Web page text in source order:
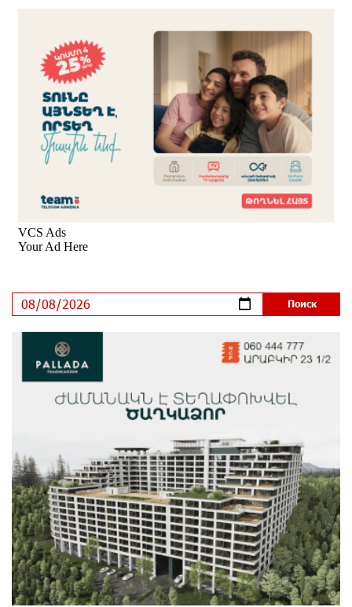
солнечной энергии
3 дней назад
Idram и IDBank - рядом со стартапами на Seaside
Startup Summit
5 дней назад
В мобильном приложении Юнибанка теперь можно
зарегистрироваться также с помощью imID
5 дней назад
«Бесплатные бонусы в играх»: IDBank
ЕАЭС со временем будет расширяться. Когда-нибудь
это поймёт и рядовой армянин, но будет уже поздно
8 дней назад
Если Израиль использует тему Геноцида армян
против Эрдогана, то что для него значит сам
8 дней назад
ВТБ (Армения): вклад «Стабильный» — до 10%
годовых и оформление в мобильном приложении
9 дней назад
Платформа Rate.Trading на Seaside Startup Summit:
IDBank представил инновационное решение